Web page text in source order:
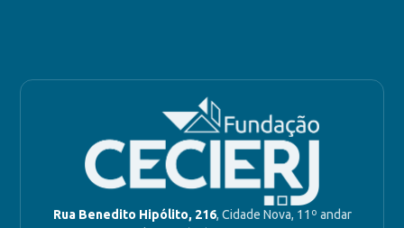
Rua Benedito Hipólito, 216, Cidade Nova, 11º andar